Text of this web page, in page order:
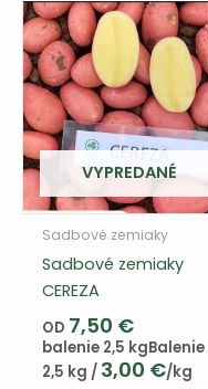
VYPREDANÉ
Sadbové zemiaky
Sadbové zemiaky
CEREZA
OD 7,50 €
balenie 2,5 kgBalenie
2,5 kg / 3,00 €/kg